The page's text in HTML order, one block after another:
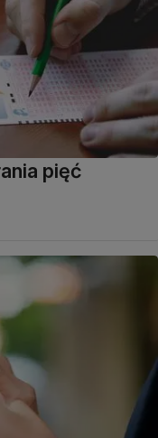
pięć